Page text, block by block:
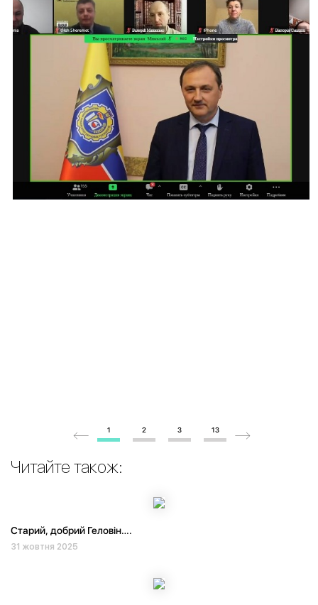
1 2 3 13
Читайте також:
Старий, добрий Геловін….
31 жовтня 2025